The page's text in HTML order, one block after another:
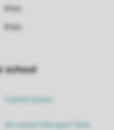
8 km
8 km
school
Current prices
Ski rental Intersport Rent